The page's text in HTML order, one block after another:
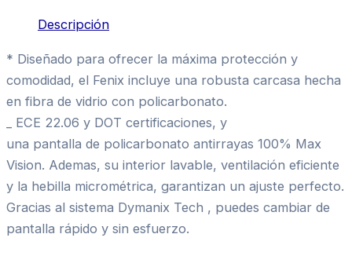
Descripción
* Diseñado para ofrecer la máxima protección y
comodidad, el Fenix incluye una robusta carcasa hecha
en fibra de vidrio con policarbonato.
_ ECE 22.06 y DOT certificaciones, y
una pantalla de policarbonato antirrayas 100% Max
Vision. Ademas, su interior lavable, ventilación eficiente
y la hebilla micrométrica, garantizan un ajuste perfecto.
Gracias al sistema Dymanix Tech , puedes cambiar de
pantalla rápido y sin esfuerzo.